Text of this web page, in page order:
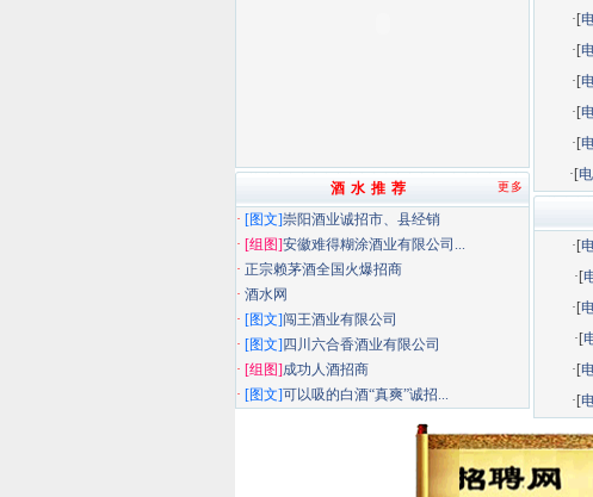
·[
·[
·[
·[
·[
·[
·[
·[
·[
·[
·[
·[
更多
酒 水 推 荐
· [图文]崇阳酒业诚招市、县经销
· [组图]安徽难得糊涂酒业有限公司...
· 正宗赖茅酒全国火爆招商
· 酒水网
· [图文]闯王酒业有限公司
· [图文] 四川六合香酒业有限公司
· [组图]成功人酒招商
· [图文]可以吸的白酒“真爽”诚招...